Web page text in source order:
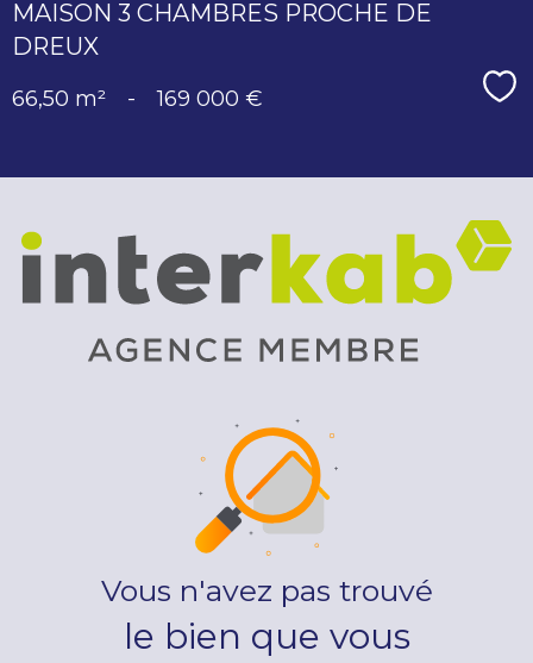
MAISON 3 CHAMBRES PROCHE DE
DREUX
66,50 m² - 169 000 €
Vous n'avez pas trouvé
le bien que vous